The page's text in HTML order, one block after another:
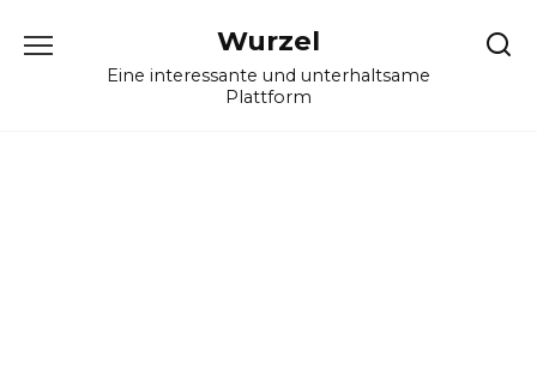
Wurzel
Eine interessante und unterhaltsame
Plattform